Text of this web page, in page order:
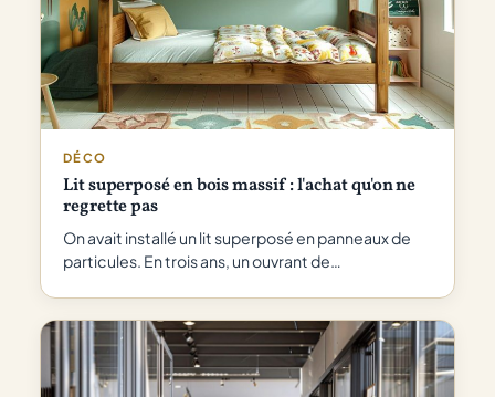
DÉCO
Lit superposé en bois massif : l'achat qu'on ne
regrette pas
On avait installé un lit superposé en panneaux de
particules. En trois ans, un ouvrant de…